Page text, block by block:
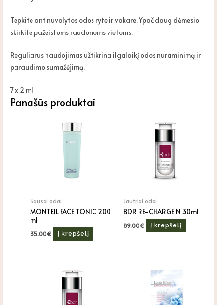
Tepkite ant nuvalytos odos ryte ir vakare. Ypač daug dėmesio
skirkite pažeistoms raudonoms vietoms.
Reguliarus naudojimas užtikrina ilgalaikį odos nuraminimą ir
paraudimo sumažėjimą.
7 x 2 ml
Panašūs produktai
Sausai odai
MONTEIL FACE TONIC 200
ml
35.00€ Į krepšelį
Jautriai odai
BDR RE-CHARGE N 30ml
89.00€ Į krepšelį